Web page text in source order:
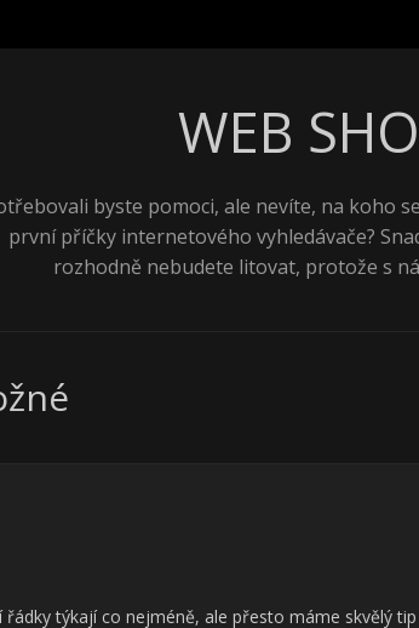
WEB
byste pomoci, ale nevíte, na koho
první příčky internetového vyhledávače?
rozhodně nebudete litovat, protože s
řádky týkají co nejméně, ale přesto máme skvělý